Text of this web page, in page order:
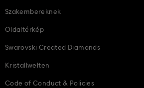
Szakembereknek
Oldaltérkép
Swarovski Created Diamonds
Kristallwelten
Code of Conduct & Policies